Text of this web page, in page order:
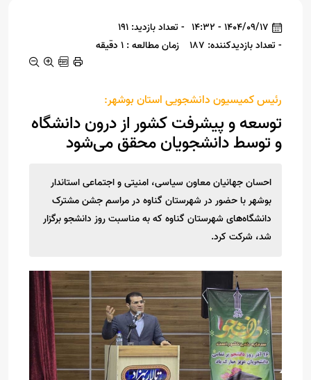
1404/09/17 - 14:32
- تعداد بازدید: 191
- تعداد بازدیدکننده: 187
زمان مطالعه : 1 دقیقه
رئیس کمیسیون دانشجویی استان بوشهر:
توسعه و پیشرفت کشور از درون دانشگاه
و توسط دانشجویان محقق می‌شود
احسان جهانیان معاون سیاسی، امنیتی و اجتماعی استاندار
بوشهر با حضور در شهرستان گناوه در مراسم جشن مشترک
دانشگاه‌های شهرستان گناوه که به مناسبت روز دانشجو برگزار
شد، شرکت کرد.